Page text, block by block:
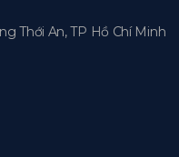
Thới An, TP Hồ Chí Minh